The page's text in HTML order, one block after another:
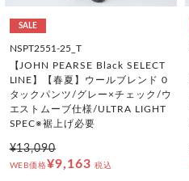
SALE
NSPT2551-25_T
【JOHN PEARSE Black SELECT
LINE】【春夏】ウールブレンド 0
タックパンツ/グレー×チェック/ウ
エストムーブ仕様/ULTRA LIGHT
SPEC※裾上げ必要
¥13,090
WEB価格¥9,163 税込